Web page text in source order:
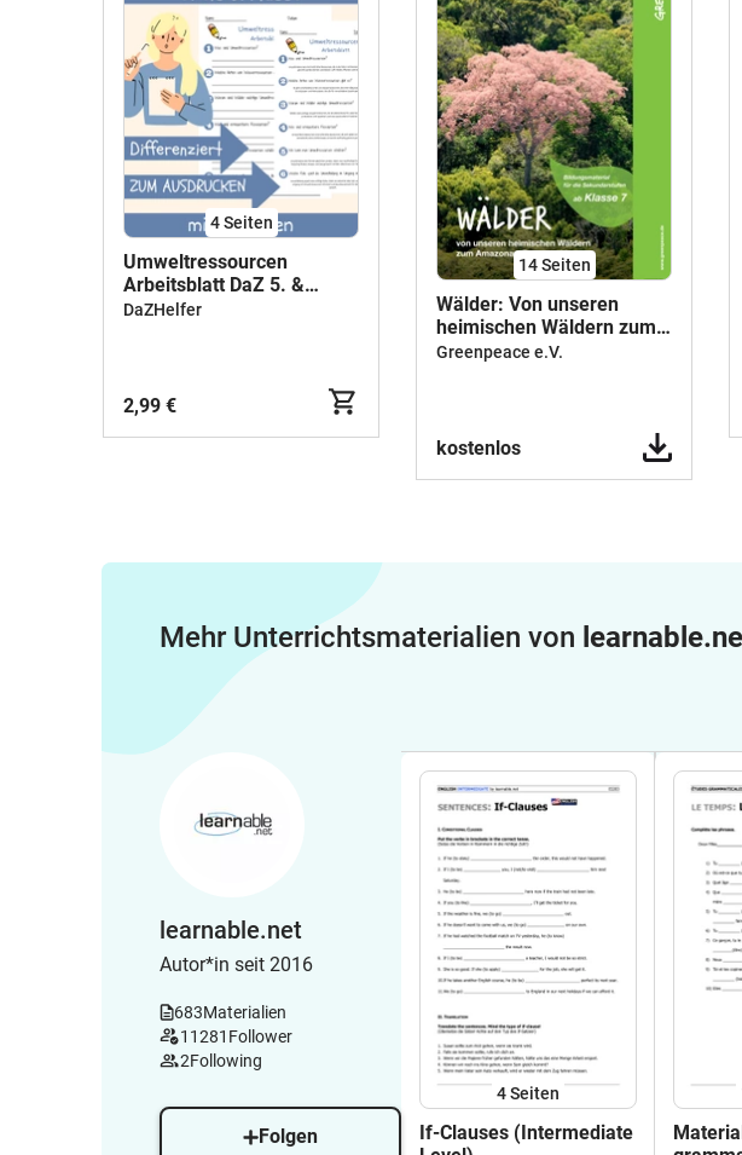
4Seiten
Umweltressourcen
Arbeitsblatt DaZ 5. &
6.Klasse Natürliche
DaZHelfer
2,99 €
14Seiten
Wälder: Von unseren
heimischen Wäldern zum
Amazonas-Regenwald
Greenpeace e.V.
kostenlos
Mehr Unterrichtsmaterialien von
learnable.net
Autor*in seit 2016
683Materialien
11281 Follower
2Following
Folgen
4Seiten
If-Clauses (Intermediate